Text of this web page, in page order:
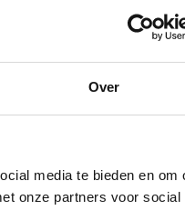
Over
media te bieden en om
onze partners voor social